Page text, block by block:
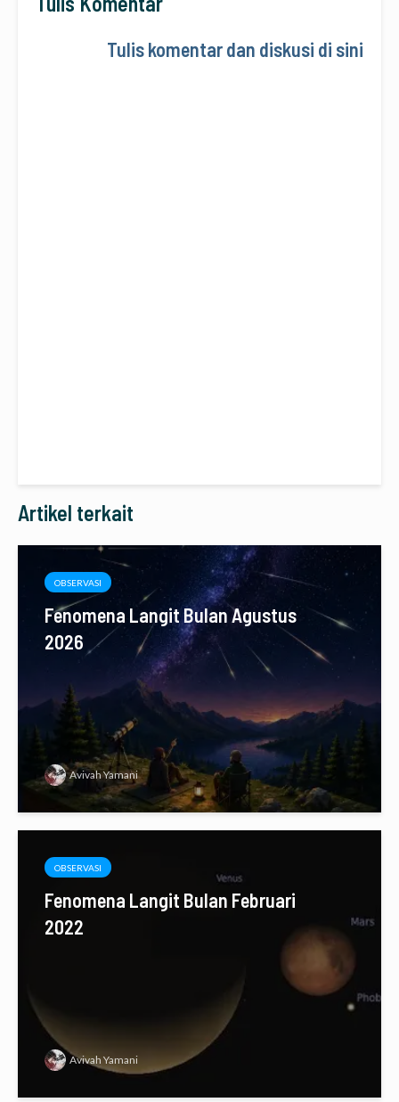
Tulis komentar dan diskusi di sini
Artikel terkait
OBSERVASI
Fenomena Langit Bulan Agustus
2026
Avivah Yamani
OBSERVASI
Fenomena Langit Bulan Februari
2022
Avivah Yamani